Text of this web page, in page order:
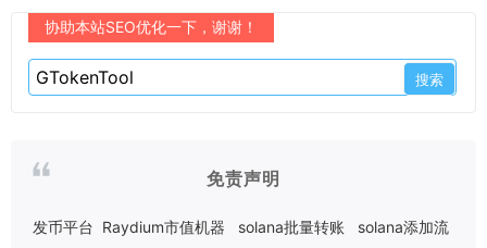
协助本站SEO优化一下，谢谢！
免责声明
发币平台 Raydium市值机器 solana批量转账
solana添加流